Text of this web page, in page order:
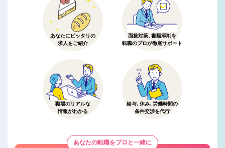
あなたにピッタリの
求人をご紹介
面接対策、書類添削を
転職のプロが徹底サポート
職場のリアルな
情報がわかる
給与、休み、労働時間の
条件交渉を代行
あなたの転職をプロと一緒に